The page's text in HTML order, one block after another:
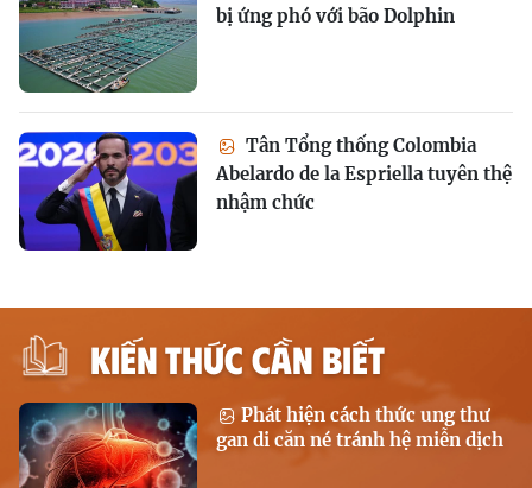
bị ứng phó với bão Dolphin
Tân Tổng thống Colombia
Abelardo de la Espriella tuyên thệ
nhậm chức
KIẾN THỨC CẦN BIẾT
Phát hiện cách thức ung thư
gan di căn né tránh hệ miễn dịch